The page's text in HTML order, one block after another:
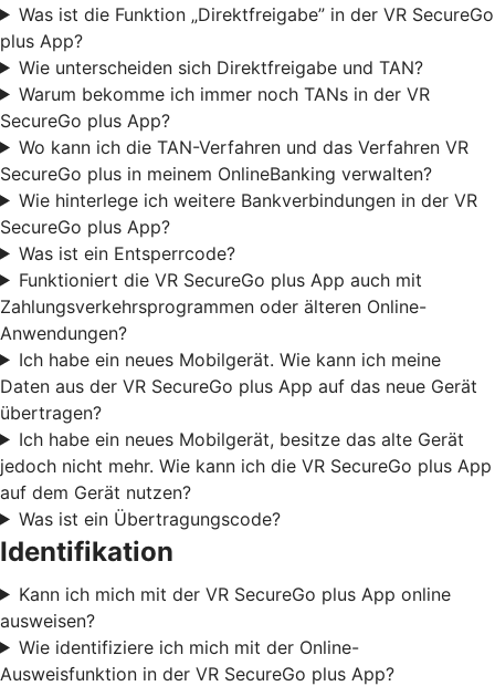
Was ist die Funktion „Direktfreigabe” in der VR SecureGo
plus App?
Wie unterscheiden sich Direktfreigabe und TAN?
Warum bekomme ich immer noch TANs in der VR
SecureGo plus App?
Wo kann ich die TAN-Verfahren und das Verfahren VR
SecureGo plus in meinem OnlineBanking verwalten?
Wie hinterlege ich weitere Bankverbindungen in der VR
SecureGo plus App?
Was ist ein Entsperrcode?
Funktioniert die VR SecureGo plus App auch mit
Zahlungsverkehrsprogrammen oder älteren Online-
Anwendungen?
Ich habe ein neues Mobilgerät. Wie kann ich meine
Daten aus der VR SecureGo plus App auf das neue Gerät
übertragen?
Ich habe ein neues Mobilgerät, besitze das alte Gerät
jedoch nicht mehr. Wie kann ich die VR SecureGo plus App
auf dem Gerät nutzen?
Was ist ein Übertragungscode?
Identifikation
Kann ich mich mit der VR SecureGo plus App online
ausweisen?
Wie identifiziere ich mich mit der Online-
Ausweisfunktion in der VR SecureGo plus App?